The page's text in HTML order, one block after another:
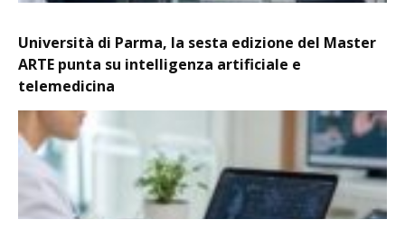
Università di Parma, la sesta edizione del Master
ARTE punta su intelligenza artificiale e
telemedicina